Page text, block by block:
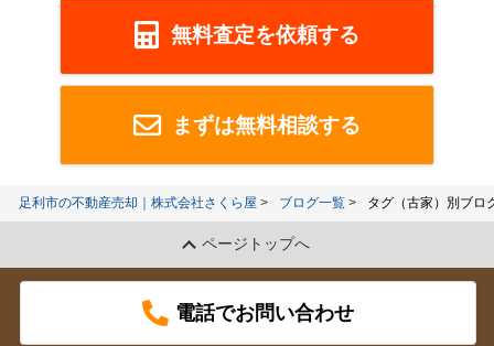
無料査定を依頼する
まずは無料相談する
足利市の不動産売却｜株式会社さくら屋 ブログ一覧 タグ（古家）別ブロ
ページトップへ
電話でお問い合わせ